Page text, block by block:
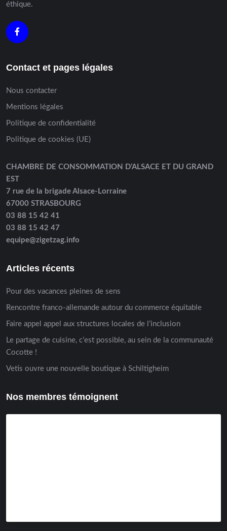
éthique.
Contact et pages légales
Nous contacter
Mentions légales
Politique de confidentialité
Politique de cookies (UE)
CHAMBRE DE CONSOMMATION D’ALSACE ET DU GRAND
EST
7 rue de la brigade Alsace-Lorraine
67000 STRASBOURG
03 88 15 42 41
03 88 15 42 47
equipe@zigetzag.info
Articles récents
Pour des vacances pleines de sens
Rencontre franco-allemande autour du commerce équitable
Faire appel appel aux structures locales de l’inclusion
Le partage de cuisine, c’est possible, au sein de la communauté
Cocotte !
Vetis ouvre une nouvelle boutique à Schiltigheim
Nos membres témoignent